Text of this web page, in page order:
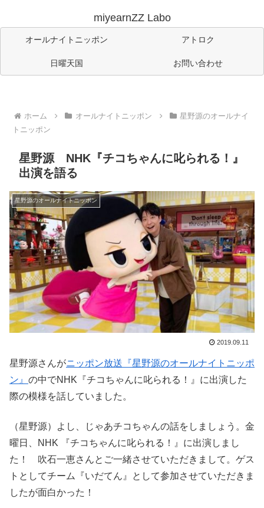
miyearnZZ Labo
オールナイトニッポン アトロク
日曜天国 お問い合わせ
ホーム オールナイトニッポン
星野源のオールナイ
トニッポン
星野源 NHK『チコちゃんに叱られる！』
出演を語る
星野源のオールナイトニッポン
2019.09.11
星野源さんがニッポン放送『星野源のオールナイトニッポ
ン』 の中でNHK『チコちゃんに叱られる！』に出演した
際の模様を話していました。
（星野源）よし、じゃあチコちゃんの話をしましょう。金
曜日、NHK 『チコちゃんに叱られる！』に出演しまし
た！ 吹石一恵さんとご一緒させていただきまして。ゲス
トとしてチーム『いだてん』として参加させていただきま
したが面白かった！